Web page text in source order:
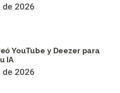
de 2026
YouTube y Deezer para
IA
de 2026